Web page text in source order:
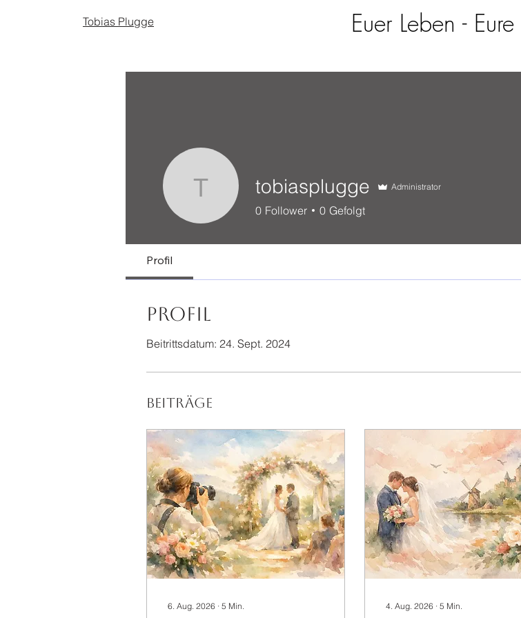
Tobias Plugge Euer Leben -
tobiasplugge
tobiasplugge Administrator
0 Follower 0 Gefolgt
Profil
Profil
Beitrittsdatum: 24. Sept. 2024
Beiträge
6. Aug. 2026 ∙ 5 Min. 4. Aug. 2026 ∙ 5 Min.